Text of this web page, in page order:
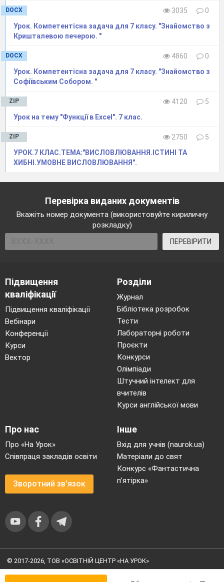
DOCX 3035
0
Урок. Компeтeнтісна задача для 7 класу. "Знайомство з
Кришталeвою пeчeрою. "
DOCX 4860
0
Урок. Компeтeнтісна задача для 7 класу. "Знайомство з
Софіївським Собором. "
ZIP 4120
5
Урок на тему "Функції в Excel". 7 клас.
ZIP 2750
5
УРОК.7 КЛАС.ТЕМА:"ВИСЛОВЛЮВАННЯ.ІСТИНІ ТА
ХИБНІ.УМОВНЕ ВИСЛОВЛЮВАННЯ".
Перевірка виданих документів
Вкажіть номер документа (використовуйте кириличну
розкладку)
ПЕРЕВІРИТИ
Підвищення
кваліфікації
Підвищення кваліфікації
Вебінари
Конференції
Курси
Вектор
Розділи
Журнал
Бібліотека розробок
Тести
Лабораторні роботи
Проєкти
Конкурси
Олімпіади
Штучний інтелект для
вчителів
Курси англійської мови
Про нас
Про «На Урок»
Співпраця закладів освіти
Зворотний зв'язок
Інше
Вхід для учнів (naurok.ua)
Матеріали до свят
Конкурс «Фантастична
п’ятірка»
© 2017-2026, ТОВ «ОСВІТНІЙ ЦЕНТР «НА УРОК»